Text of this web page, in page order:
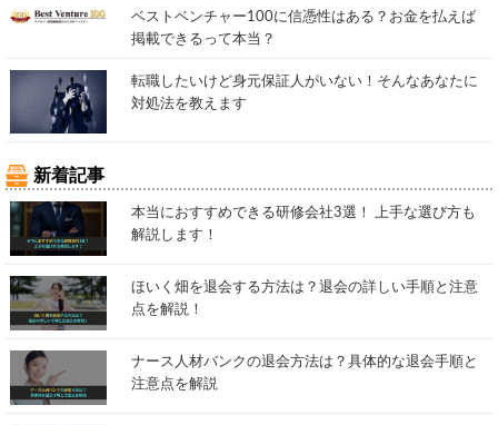
ベストベンチャー100に信憑性はある？お金を払えば
掲載できるって本当？
転職したいけど身元保証人がいない！そんなあなたに
対処法を教えます
新着記事
本当におすすめできる研修会社3選！ 上手な選び方も
解説します！
ほいく畑を退会する方法は？退会の詳しい手順と注意
点を解説！
ナース人材バンクの退会方法は？具体的な退会手順と
注意点を解説